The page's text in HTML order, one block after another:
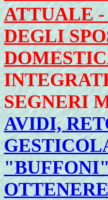
ATTUALE -
DEGLI
SEGNERI
AVIDI,